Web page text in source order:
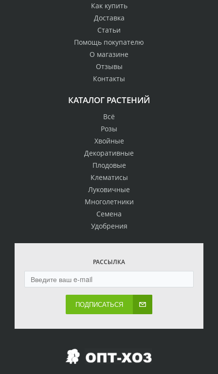
Как купить
Доставка
Статьи
Помощь покупателю
О магазине
Отзывы
Контакты
КАТАЛОГ РАСТЕНИЙ
Всё
Розы
Хвойные
Декоративные
Плодовые
Клематисы
Луковичные
Многолетники
Семена
Удобрения
РАССЫЛКА
ПОДПИСАТЬСЯ